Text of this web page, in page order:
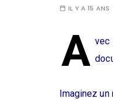
IL Y A 15 ANS
A vec
Imaginez